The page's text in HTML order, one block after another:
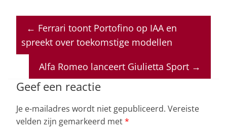
at
s
p
p
c
e
o
o
k
k
e
n
re
a
d
s
ai
l
← Ferrari toont Portofino op IAA en
spreekt over toekomstige modellen
Alfa Romeo lanceert Giulietta Sport →
Geef een reactie
Je e-mailadres wordt niet gepubliceerd. Vereiste
velden zijn gemarkeerd met*